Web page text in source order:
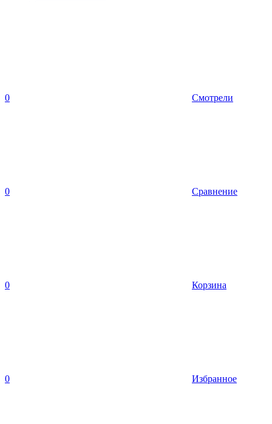
0 Смотрели
0 Сравнение
0 Корзина
0 Избранное